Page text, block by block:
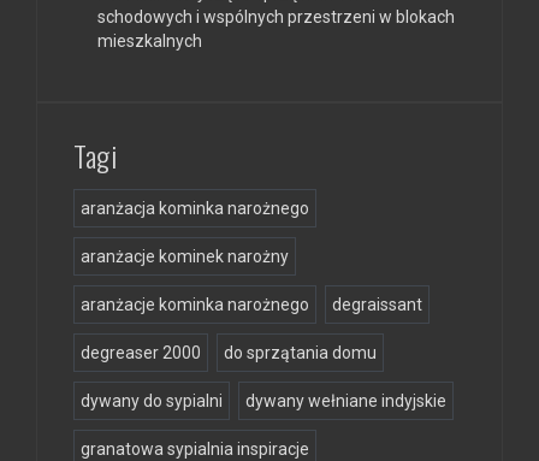
schodowych i wspólnych przestrzeni w blokach
mieszkalnych
Tagi
aranżacja kominka narożnego
aranżacje kominek narożny
aranżacje kominka narożnego degraissant
degreaser 2000 do sprzątania domu
dywany do sypialni dywany wełniane indyjskie
granatowa sypialnia inspiracje